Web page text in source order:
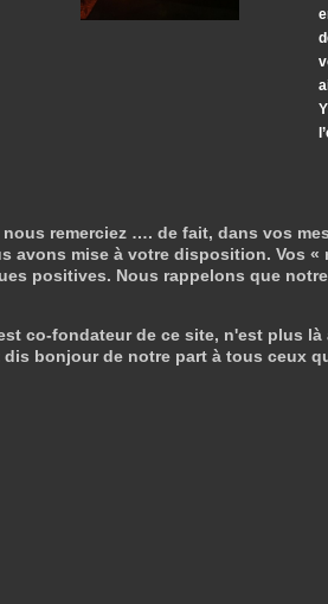
remerciez …. de fait, dans vos
avons mise à votre disposition. Vos
positives. Nous rappelons que
co-fondateur de ce site, n'est plus
dis bonjour de notre part à tous ceux